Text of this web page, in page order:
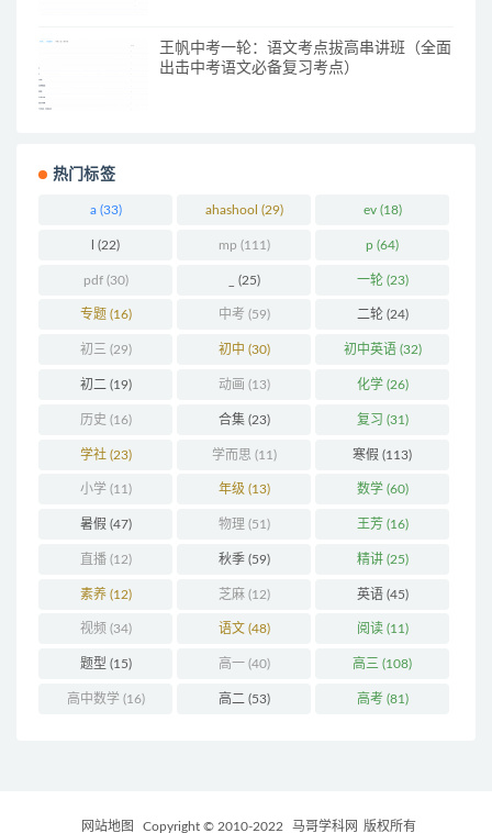
王帆中考一轮：语文考点拔高串讲班（全面
出击中考语文必备复习考点）
热门标签
a(33) ahashool (29) ev(18)
(22) mp (111) p (64)
pdf(30) (25) 一轮(23)
专题(16) 中考 (59) 二轮(24)
初三 (29) 初中 (30) 初中英语(32)
初二 (19) 动画 (13) 化学(26)
历史 (16) 合集(23) 复习 (31)
学社(23) 学而思 (11) 寒假 (113)
小学(11) 年级 (13) 数学(60)
暑假 (47) 物理 (51) 王芳(16)
直播(12) 秋季(59) 精讲(25)
素养(12) 芝麻(12) 英语(45)
视频 (34) 语文 (48) 阅读(11)
题型 (15) 高一(40) 高三 (108)
高中数学(16) 高二 (53) 高考(81)
网站地图 Copyright © 2010-2022 马哥学科网 版权所有